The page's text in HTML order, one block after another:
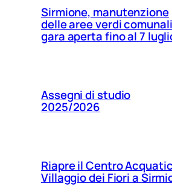
Sirmione, manutenzione
delle aree verdi
gara aperta fino al 7
Assegni di studio
2025/2026
Riapre il Centro
Villaggio dei Fiori a